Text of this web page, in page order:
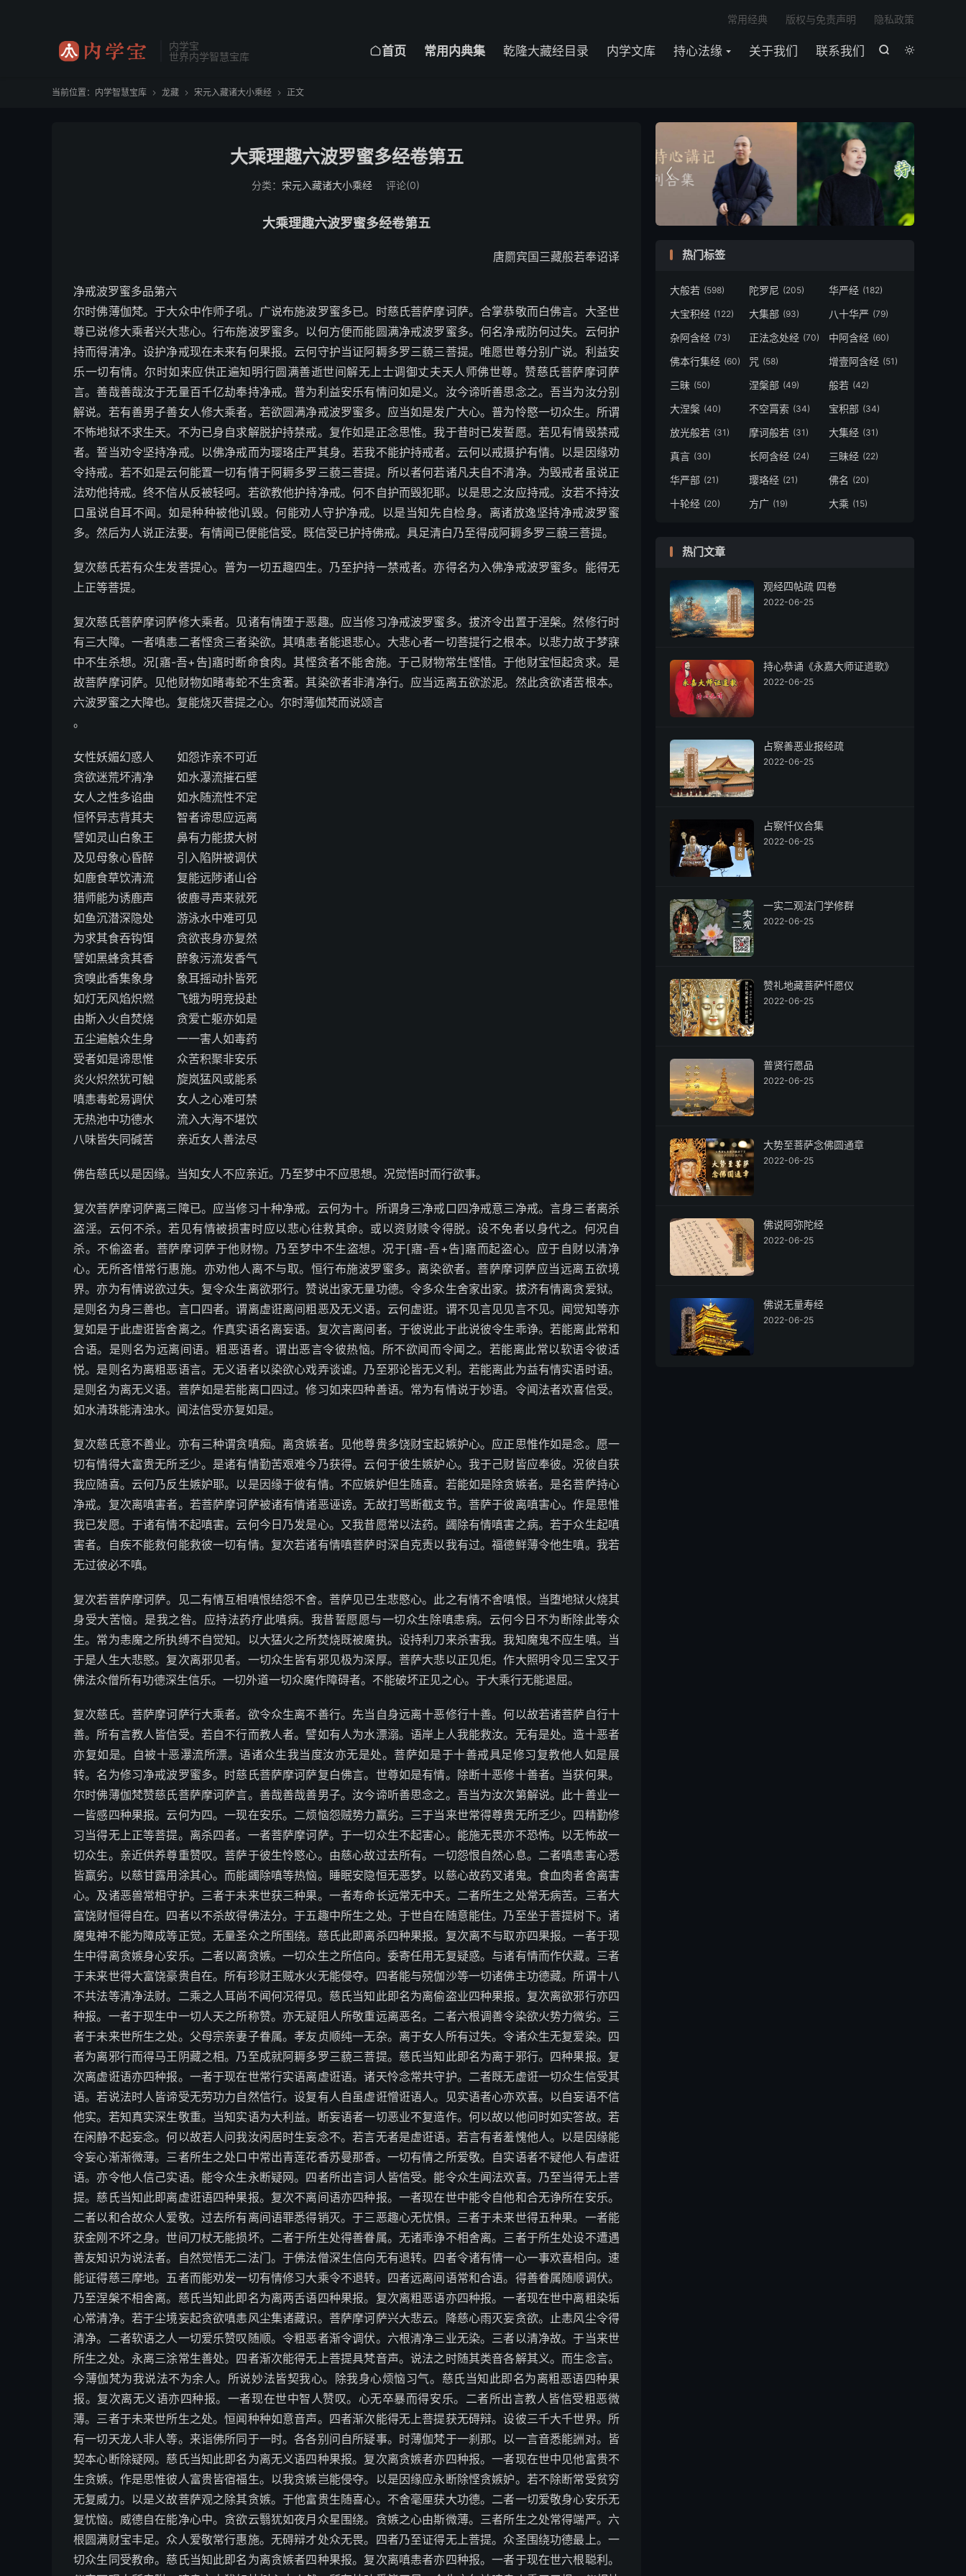
内学宝
世界内学智慧宝库


首页 常用内典集 乾隆大藏经目录 内学文库 持心法缘 关于我们 联系我们
常用经典 版权与免责声明 隐私政策
当前位置： 内学智慧宝库  龙藏  宋元入藏诸大小乘经  正文
大乘理趣六波罗蜜多经卷第五
分类： 宋元入藏诸大小乘经 评论(0)
大乘理趣六波罗蜜多经卷第五
唐罽宾国三藏般若奉诏译
净戒波罗蜜多品第六
尔时佛薄伽梵。于大众中作师子吼。广说布施波罗蜜多已。时慈氏菩萨摩诃萨。合掌恭敬而白佛言。大圣世
尊已说修大乘者兴大悲心。行布施波罗蜜多。以何方便而能圆满净戒波罗蜜多。何名净戒防何过失。云何护
持而得清净。设护净戒现在未来有何果报。云何守护当证阿耨多罗三藐三菩提。唯愿世尊分别广说。利益安
乐一切有情。尔时如来应供正遍知明行圆满善逝世间解无上士调御丈夫天人师佛世尊。赞慈氏菩萨摩诃萨
言。善哉善哉汝于无量百千亿劫奉持净戒。普为利益安乐有情问如是义。汝今谛听善思念之。吾当为汝分别
解说。若有善男子善女人修大乘者。若欲圆满净戒波罗蜜多。应当如是发广大心。普为怜愍一切众生。所谓
不怖地狱不求生天。不为已身自求解脱护持禁戒。复作如是正念思惟。我于昔时已发誓愿。若见有情毁禁戒
者。誓当劝令坚持净戒。以佛净戒而为璎珞庄严其身。若我不能护持戒者。云何以戒摄护有情。以是因缘劝
令持戒。若不如是云何能置一切有情于阿耨多罗三藐三菩提。所以者何若诸凡夫自不清净。为毁戒者虽说正
法劝他持戒。终不信从反被轻呵。若欲教他护持净戒。何不自护而毁犯耶。以是思之汝应持戒。汝若不持汝
口虽说自耳不闻。如是种种被他讥毁。何能劝人守护净戒。以是当知先自检身。离诸放逸坚持净戒波罗蜜
多。然后为人说正法要。有情闻已便能信受。既信受已护持佛戒。具足清白乃至得成阿耨多罗三藐三菩提。
复次慈氏若有众生发菩提心。普为一切五趣四生。乃至护持一禁戒者。亦得名为入佛净戒波罗蜜多。能得无
上正等菩提。
复次慈氏菩萨摩诃萨修大乘者。见诸有情堕于恶趣。应当修习净戒波罗蜜多。拔济令出置于涅槃。然修行时
有三大障。一者嗔恚二者悭贪三者染欲。其嗔恚者能退悲心。大悲心者一切菩提行之根本。以悲力故于梦寐
中不生杀想。况[寤-吾+告]寤时断命食肉。其悭贪者不能舍施。于己财物常生悭惜。于他财宝恒起贪求。是
故菩萨摩诃萨。见他财物如睹毒蛇不生贪著。其染欲者非清净行。应当远离五欲淤泥。然此贪欲诸苦根本。
六波罗蜜之大障也。复能烧灭菩提之心。尔时薄伽梵而说颂言
。
女性妖媚幻惑人 如怨诈亲不可近
贪欲迷荒坏清净 如水瀑流摧石壁
女人之性多谄曲 如水随流性不定
恒怀异志背其夫 智者谛思应远离
譬如灵山白象王 鼻有力能拔大树
及见母象心昏醉 引入陷阱被调伏
如鹿食草饮清流 复能远陟诸山谷
猎师能为诱鹿声 彼鹿寻声来就死
如鱼沉潜深隐处 游泳水中难可见
为求其食吞钩饵 贪欲丧身亦复然
譬如黑蜂贪其香 醉象污流发香气
贪嗅此香集象身 象耳摇动扑皆死
如灯无风焰炽燃 飞蛾为明竞投赴
由斯入火自焚烧 贪爱亡躯亦如是
五尘遍触众生身 一一害人如毒药
受者如是谛思惟 众苦积聚非安乐
炎火炽然犹可触 旋岚猛风或能系
嗔恚毒蛇易调伏 女人之心难可禁
无热池中功德水 流入大海不堪饮
八味皆失同碱苦 亲近女人善法尽
佛告慈氏以是因缘。当知女人不应亲近。乃至梦中不应思想。况觉悟时而行欲事。
复次菩萨摩诃萨离三障已。应当修习十种净戒。云何为十。所谓身三净戒口四净戒意三净戒。言身三者离杀
盗淫。云何不杀。若见有情被损害时应以悲心往救其命。或以资财赎令得脱。设不免者以身代之。何况自
杀。不偷盗者。菩萨摩诃萨于他财物。乃至梦中不生盗想。况于[寤-吾+告]寤而起盗心。应于自财以清净
心。无所吝惜常行惠施。亦劝他人离不与取。恒行布施波罗蜜多。离染欲者。菩萨摩诃萨应当远离五欲境
界。亦为有情说欲过失。复令众生离欲邪行。赞说出家无量功德。令多众生舍家出家。拔济有情离贪爱狱。
是则名为身三善也。言口四者。谓离虚诳离间粗恶及无义语。云何虚诳。谓不见言见见言不见。闻觉知等亦
复如是于此虚诳皆舍离之。作真实语名离妄语。复次言离间者。于彼说此于此说彼令生乖诤。若能离此常和
合语。是则名为远离间语。粗恶语者。谓出恶言令彼热恼。所不欲闻而令闻之。若能离此常以软语令彼适
悦。是则名为离粗恶语言。无义语者以染欲心戏弄谈谑。乃至邪论皆无义利。若能离此为益有情实语时语。
是则名为离无义语。菩萨如是若能离口四过。修习如来四种善语。常为有情说于妙语。令闻法者欢喜信受。
如水清珠能清浊水。闻法信受亦复如是。
复次慈氏意不善业。亦有三种谓贪嗔痴。离贪嫉者。见他尊贵多饶财宝起嫉妒心。应正思惟作如是念。愿一
切有情得大富贵无所乏少。是诸有情勤苦艰难今乃获得。云何于彼生嫉妒心。我于己财皆应奉彼。况彼自获
我应随喜。云何乃反生嫉妒耶。以是因缘于彼有情。不应嫉妒但生随喜。若能如是除贪嫉者。是名菩萨持心
净戒。复次离嗔害者。若菩萨摩诃萨被诸有情诸恶诬谤。无故打骂断截支节。菩萨于彼离嗔害心。作是思惟
我已发愿。于诸有情不起嗔害。云何今日乃发是心。又我昔愿常以法药。蠲除有情嗔害之病。若于众生起嗔
害者。自疾不能救何能救彼一切有情。复次若诸有情嗔菩萨时深自克责以我有过。福德鲜薄令他生嗔。我若
无过彼必不嗔。
复次若菩萨摩诃萨。见二有情互相嗔恨结怨不舍。菩萨见已生悲愍心。此之有情不舍嗔恨。当堕地狱火烧其
身受大苦恼。是我之咎。应持法药疗此嗔病。我昔誓愿愿与一切众生除嗔恚病。云何今日不为断除此等众
生。常为恚魔之所执缚不自觉知。以大猛火之所焚烧既被魔执。设持利刀来杀害我。我知魔鬼不应生嗔。当
于是人生大悲愍。复次离邪见者。一切众生皆有邪见极为深厚。菩萨大悲以正见炬。作大照明令见三宝又于
佛法众僧所有功德深生信乐。一切外道一切众魔作障碍者。不能破坏正见之心。于大乘行无能退屈。
复次慈氏。菩萨摩诃萨行大乘者。欲令众生离不善行。先当自身远离十恶修行十善。何以故若诸菩萨自行十
善。所有言教人皆信受。若自不行而教人者。譬如有人为水漂溺。语岸上人我能救汝。无有是处。造十恶者
亦复如是。自被十恶瀑流所漂。语诸众生我当度汝亦无是处。菩萨如是于十善戒具足修习复教他人如是展
转。名为修习净戒波罗蜜多。时慈氏菩萨摩诃萨复白佛言。世尊如是有情。除断十恶修十善者。当获何果。
尔时佛薄伽梵赞慈氏菩萨摩诃萨言。善哉善哉善男子。汝今谛听善思念之。吾当为汝次第解说。此十善业一
一皆感四种果报。云何为四。一现在安乐。二烦恼怨贼势力羸劣。三于当来世常得尊贵无所乏少。四精勤修
习当得无上正等菩提。离杀四者。一者菩萨摩诃萨。于一切众生不起害心。能施无畏亦不恐怖。以无怖故一
切众生。亲近供养尊重赞叹。菩萨于彼生怜愍心。由慈心故过去所有。一切怨恨自然心息。二者嗔恚害心悉
皆羸劣。以慈甘露用涂其心。而能蠲除嗔等热恼。睡眠安隐恒无恶梦。以慈心故药叉诸鬼。食血肉者舍离害
心。及诸恶兽常相守护。三者于未来世获三种果。一者寿命长远常无中夭。二者所生之处常无病苦。三者大
富饶财恒得自在。四者以不杀故得佛法分。于五趣中所生之处。于世自在随意能住。乃至坐于菩提树下。诸
魔鬼神不能为障成等正觉。无量圣众之所围绕。慈氏此即离杀四种果报。复次离不与取亦四果报。一者于现
生中得离贪嫉身心安乐。二者以离贪嫉。一切众生之所信向。委寄任用无复疑惑。与诸有情而作伏藏。三者
于未来世得大富饶豪贵自在。所有珍财王贼水火无能侵夺。四者能与殑伽沙等一切诸佛主功德藏。所谓十八
不共法等清净法财。二乘之人耳尚不闻何况得见。慈氏当知此即名为离偷盗业四种果报。复次离欲邪行亦四
种报。一者于现生中一切人天之所称赞。亦无疑阻人所敬重远离恶名。二者六根调善令染欲火势力微劣。三
者于未来世所生之处。父母宗亲妻子眷属。孝友贞顺纯一无杂。离于女人所有过失。令诸众生无复爱染。四
者为离邪行而得马王阴藏之相。乃至成就阿耨多罗三藐三菩提。慈氏当知此即名为离于邪行。四种果报。复
次离虚诳语亦四种报。一者于现在世常行实语离虚诳语。诸天怜念常共守护。二者既无虚诳一切众生信受其
语。若说法时人皆谛受无劳功力自然信行。设复有人自虽虚诳憎诳语人。见实语者心亦欢喜。以自妄语不信
他实。若知真实深生敬重。当知实语为大利益。断妄语者一切恶业不复造作。何以故以他问时如实答故。若
在闲静不起妄念。何以故若人问我汝闲居时生妄念不。若言无者是虚诳语。若言有者羞愧他人。以是因缘能
令妄心渐渐微薄。三者所生之处口中常出青莲花香苏曼那香。一切有情之所爱敬。自实语者不疑他人有虚诳
语。亦令他人信己实语。能令众生永断疑网。四者所出言词人皆信受。能令众生闻法欢喜。乃至当得无上菩
提。慈氏当知此即离虚诳语四种果报。复次不离间语亦四种报。一者现在世中能令自他和合无诤所在安乐。
二者以和合故众人爱敬。过去所有离间语罪悉得销灭。于三恶趣心无忧惧。三者于未来世得五种果。一者能
获金刚不坏之身。世间刀杖无能损坏。二者于所生处得善眷属。无诸乖诤不相舍离。三者于所生处设不遭遇
善友知识为说法者。自然觉悟无二法门。于佛法僧深生信向无有退转。四者令诸有情一心一事欢喜相向。速
能证得慈三摩地。五者而能劝发一切有情修习大乘令不退转。四者远离间语常和合语。得善眷属随顺调伏。
乃至涅槃不相舍离。慈氏当知此即名为离两舌语四种果报。复次离粗恶语亦四种报。一者现在世中离粗染垢
心常清净。若于尘境妄起贪欲嗔恚风尘集诸藏识。菩萨摩诃萨兴大悲云。降慈心雨灭妄贪欲。止恚风尘令得
清净。二者软语之人一切爱乐赞叹随顺。令粗恶者渐令调伏。六根清净三业无染。三者以清净故。于当来世
所生之处。永离三涂常生善处。四者渐次能得无上菩提具梵音声。说法之时随其类音各解其义。而生念言。
今薄伽梵为我说法不为余人。所说妙法皆契我心。除我身心烦恼习气。慈氏当知此即名为离粗恶语四种果
报。复次离无义语亦四种报。一者现在世中智人赞叹。心无卒暴而得安乐。二者所出言教人皆信受粗恶微
薄。三者于未来世所生之处。恒闻种种如意音声。四者渐次能得无上菩提获无碍辩。设彼三千大千世界。所
有一切天龙人非人等。来诣佛所同于一时。各各别问自所疑事。时薄伽梵于一刹那。以一言音悉能詶对。皆
契本心断除疑网。慈氏当知此即名为离无义语四种果报。复次离贪嫉者亦四种报。一者现在世中见他富贵不
生贪嫉。作是思惟彼人富贵皆宿福生。以我贪嫉岂能侵夺。以是因缘应永断除悭贪嫉妒。若不除断常受贫穷
无复威力。以是义故菩萨观之除其贪嫉。于他富贵生随喜心。不舍毫厘获大功德。二者一切爱敬身心安乐无
复忧恼。威德自在能净心中。贪欲云翳犹如夜月众星围绕。贪嫉之心由斯微薄。三者所生之处常得端严。六
根圆满财宝丰足。众人爱敬常行惠施。无碍辩才处众无畏。四者乃至证得无上菩提。众圣围绕功德最上。一
切众生同受教命。慈氏当知此即名为离贪嫉者四种果报。复次离嗔恚者亦四种报。一者于现在世六根聪利。


热门标签
大般若 (598) 陀罗尼 (205) 华严经 (182)
大宝积经 (122) 大集部 (93) 八十华严 (79)
杂阿含经 (73) 正法念处经 (70) 中阿含经 (60)
佛本行集经 (60) 咒 (58) 增壹阿含经 (51)
三昧 (50) 涅槃部 (49) 般若 (42)
大涅槃 (40) 不空罥索 (34) 宝积部 (34)
放光般若 (31) 摩诃般若 (31) 大集经 (31)
真言 (30) 长阿含经 (24) 三昧经 (22)
华严部 (21) 璎珞经 (21) 佛名 (20)
十轮经 (20) 方广 (19) 大乘 (15)
热门文章
观经四帖疏 四卷
2022-06-25
持心恭诵《永嘉大师证道歌》
2022-06-25
占察善恶业报经疏
2022-06-25
占察忏仪合集
2022-06-25
一实二观法门学修群
2022-06-25
赞礼地藏菩萨忏愿仪
2022-06-25
普贤行愿品
2022-06-25
大势至菩萨念佛圆通章
2022-06-25
佛说阿弥陀经
2022-06-25
佛说无量寿经
2022-06-25